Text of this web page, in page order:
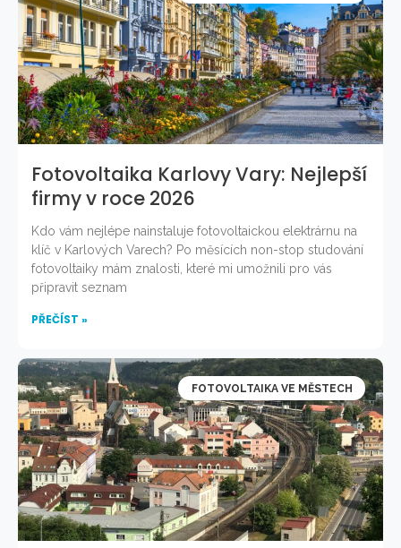
Fotovoltaika Karlovy Vary: Nejlepší
firmy v roce 2026
Kdo vám nejlépe nainstaluje fotovoltaickou elektrárnu na
klíč v Karlových Varech? Po měsících non-stop studování
fotovoltaiky mám znalosti, které mi umožnili pro vás
připravit seznam
PŘEČÍST »
FOTOVOLTAIKA VE MĚSTECH